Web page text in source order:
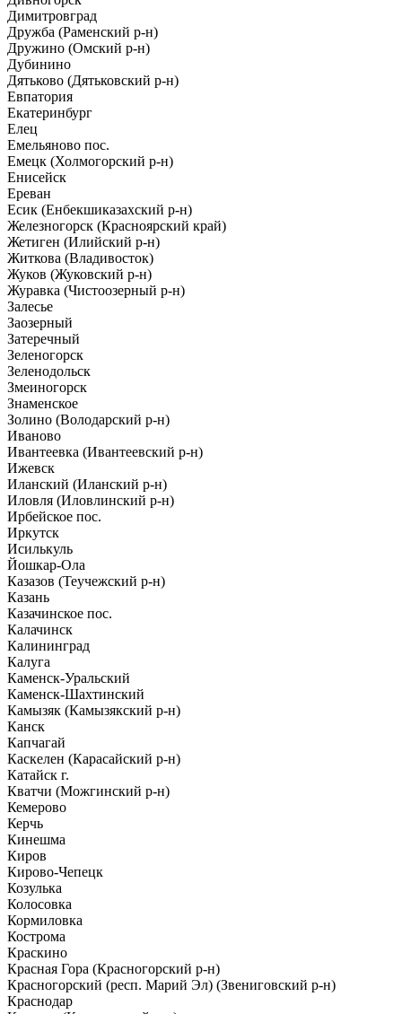
Димитровград
Дружба (Раменский р-н)
Дружино (Омский р-н)
Дубинино
Дятьково (Дятьковский р-н)
Евпатория
Екатеринбург
Елец
Емельяново пос.
Емецк (Холмогорский р-н)
Енисейск
Ереван
Есик (Енбекшиказахский р-н)
Железногорск (Красноярский край)
Жетиген (Илийский р-н)
Житкова (Владивосток)
Жуков (Жуковский р-н)
Журавка (Чистоозерный р-н)
Залесье
Заозерный
Затеречный
Зеленогорск
Зеленодольск
Змеиногорск
Знаменское
Золино (Володарский р-н)
Иваново
Ивантеевка (Ивантеевский р-н)
Ижевск
Иланский (Иланский р-н)
Иловля (Иловлинский р-н)
Ирбейское пос.
Иркутск
Исилькуль
Йошкар-Ола
Казазов (Теучежский р-н)
Казань
Казачинское пос.
Калачинск
Калининград
Калуга
Каменск-Уральский
Каменск-Шахтинский
Камызяк (Камызякский р-н)
Канск
Капчагай
Каскелен (Карасайский р-н)
Катайск г.
Кватчи (Можгинский р-н)
Кемерово
Керчь
Кинешма
Киров
Кирово-Чепецк
Козулька
Колосовка
Кормиловка
Кострома
Краскино
Красная Гора (Красногорский р-н)
Красногорский (респ. Марий Эл) (Звениговский р-н)
Краснодар